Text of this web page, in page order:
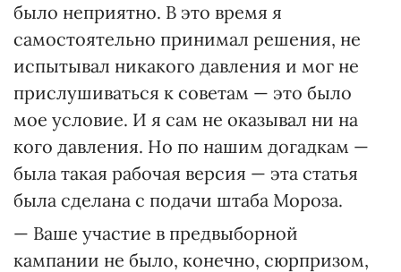
было неприятно. В это время я
самостоятельно принимал решения, не
испытывал никакого давления и мог не
прислушиваться к советам — это было
мое условие. И я сам не оказывал ни на
кого давления. Но по нашим догадкам —
была такая рабочая версия — эта статья
была сделана с подачи штаба Мороза.
— Ваше участие в предвыборной
кампании не было, конечно, сюрпризом,